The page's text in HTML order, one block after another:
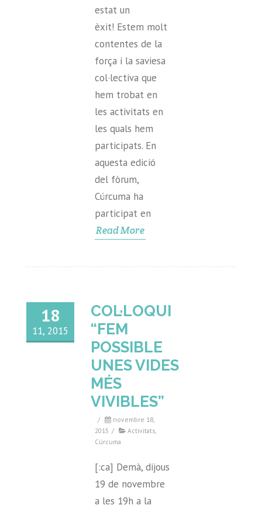
estat un
èxit! Estem molt
contentes de la
força i la saviesa
col·lectiva que
hem trobat en
les activitats en
les quals hem
participats. En
aquesta edició
del fòrum,
Cúrcuma ha
participat en
Read More
18
11, 2015
COL·LOQUI
“FEM
POSSIBLE
UNES VIDES
MÉS
VIVIBLES”
/
novembre 18,
2015 / Activitats
Cúrcuma
[:ca] Demà, dijous
19 de novembre
a les 19h a la